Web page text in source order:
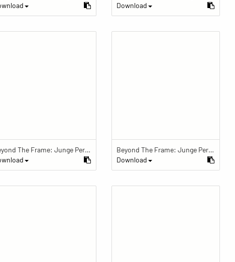
Download
Beyond The Frame: Junge Perspektiven auf Vielfalt im Glauben
Beyond The Frame: Junge Perspektiven auf Vielfalt im Glauben - Budhdismus im Alltag
Download